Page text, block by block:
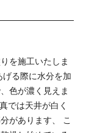
を施工いたしま
げる際に水分を加
色が濃く見えま
では天井が白く
があります、 こ